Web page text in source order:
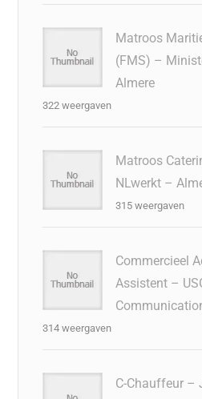
Matroos
(FMS) –
Almere
322 weergaven
Matroos
NLwerkt –
315 weergaven
Commercieel
Assistent –
314 weergaven
C-Chauffeur –